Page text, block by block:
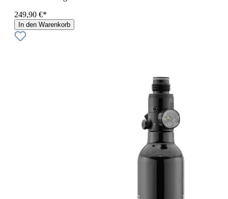
249,90 €*
In den Warenkorb